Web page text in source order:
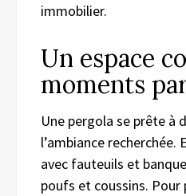
immobilier.
Un espace
moments
Une pergola se prête à
l’ambiance
avec fauteuils et
poufs et coussins.